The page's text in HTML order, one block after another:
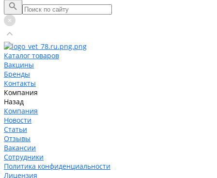
Каталог товаров
Вакцины
Бренды
Контакты
Компания
Назад
Компания
Новости
Статьи
Отзывы
Вакансии
Сотрудники
Политика конфиденциальности
Лицензия